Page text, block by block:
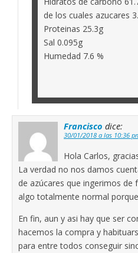
de los cuales azucares
Proteinas 25.3g
Sal 0.095g
Humedad 7.6 %
Francisco dice:
30/01/2018 a las 10:36
Hola Carlos,
La verdad no nos damos
de azúcares que ingerimos
algo totalmente normal
En fin, aun y asi hay que ser
hacemos la compra y
para entre todos conseguir